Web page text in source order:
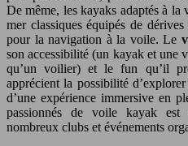
De même, les kayaks adaptés à
mer classiques équipés de
pour la navigation à la voile. Le
son accessibilité (un kayak et une
qu’un voilier) et le fun qu’il
apprécient la possibilité
d’une expérience immersive en
passionnés de voile kayak
nombreux clubs et événements